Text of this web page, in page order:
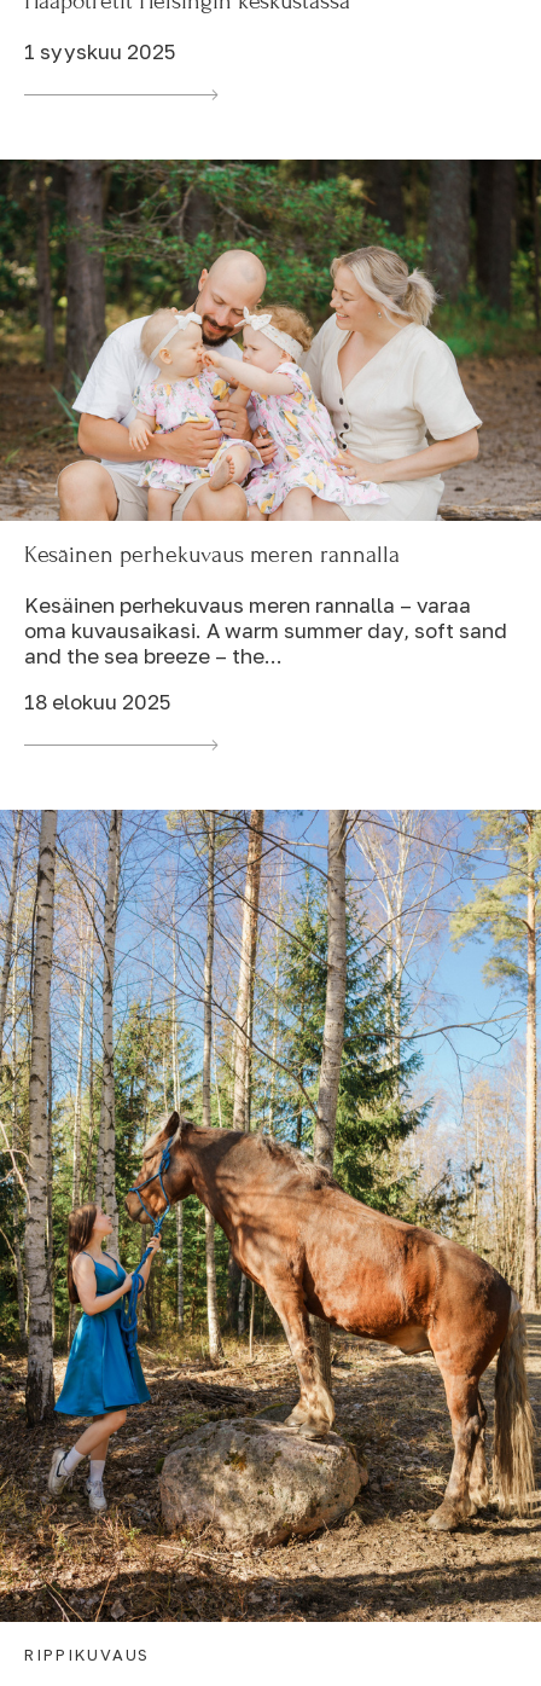
1 syyskuu 2025
Kesäinen perhekuvaus meren rannalla
Kesäinen perhekuvaus meren rannalla – varaa
oma kuvausaikasi. A warm summer day, soft sand
and the sea breeze – the...
18 elokuu 2025
RIPPIKUVAUS